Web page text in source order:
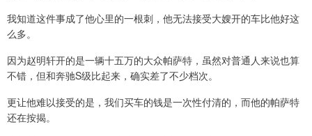
我知道这件事成了他心里的一根刺，他无法接受大嫂开的车比他好这
么多。
因为赵明轩开的是一辆十五万的大众帕萨特，虽然对普通人来说也算
不错，但和奔驰S级比起来，确实差了不少档次。
更让他难以接受的是，我们买车的钱是一次性付清的，而他的帕萨特
还在按揭。